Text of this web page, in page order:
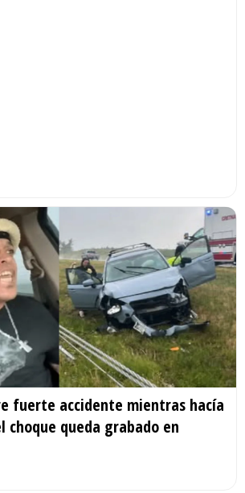
fuerte accidente mientras hacía
choque queda grabado en